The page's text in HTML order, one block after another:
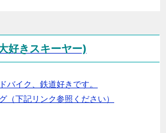
好きスキーヤー)
バイク、鉄道好きです。
（下記リンク参照ください）